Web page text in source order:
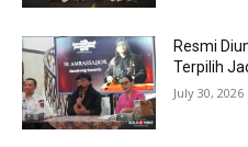
Resmi
Terpilih
July 30, 2026